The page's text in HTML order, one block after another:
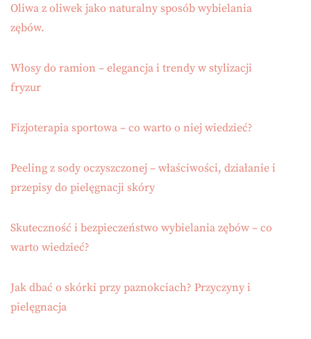
Oliwa z oliwek jako naturalny sposób wybielania
zębów.
Włosy do ramion – elegancja i trendy w stylizacji
fryzur
Fizjoterapia sportowa – co warto o niej wiedzieć?
Peeling z sody oczyszczonej – właściwości, działanie i
przepisy do pielęgnacji skóry
Skuteczność i bezpieczeństwo wybielania zębów – co
warto wiedzieć?
Jak dbać o skórki przy paznokciach? Przyczyny i
pielęgnacja